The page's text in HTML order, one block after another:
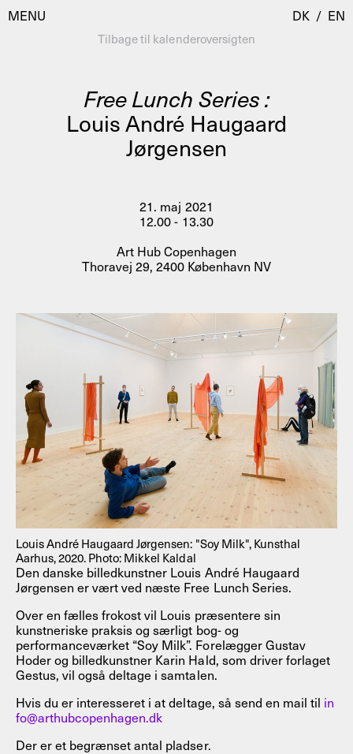
MENU
Besøg
Kalender
Room Room
Programmer
Residencies & Studios
Artistic Research
Om
Om AHC
AHC Channel Søg
DK / EN
Louis André Haugaard Jørgensen: "Soy Milk", Kunsthal
Aarhus, 2020. Photo: Mikkel Kaldal
Tilbage til kalenderoversigten
Free Lunch Series :
Louis André Haugaard
Jørgensen
21. maj 2021
12.00 - 13.30
Art Hub Copenhagen
Thoravej 29, 2400 København NV
Den danske billedkunstner Louis André Haugaard
Jørgensen er vært ved næste Free Lunch Series.
Over en fælles frokost vil Louis præsentere sin
kunstneriske praksis og særligt bog- og
performanceværket “Soy Milk”. Forelægger Gustav
Hoder og billedkunstner Karin Hald, som driver forlaget
Gestus, vil også deltage i samtalen.
Hvis du er interesseret i at deltage, så send en mail til in
fo@arthubcopenhagen.dk
Der er et begrænset antal pladser.